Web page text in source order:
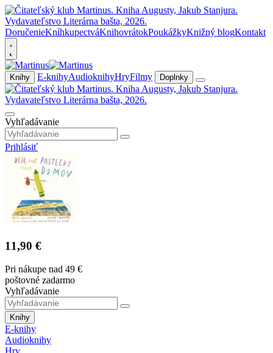
DoručenieKníhkupectváKnihovrátokPoukážkyKnižný blogKontakt
Knihy E-knihyAudioknihyHryFilmy Doplnky
Vyhľadávanie
Prihlásiť
11,90 €
Pri nákupe nad 49 €
poštovné zadarmo
Vyhľadávanie
Knihy
E-knihy
Audioknihy